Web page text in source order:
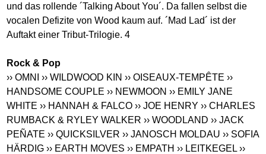
und das rollende ´Talking About You´. Da fallen selbst die
vocalen Defizite von Wood kaum auf. ´Mad Lad´ ist der
Auftakt einer Tribut-Trilogie. 4
Rock & Pop
›› OMNI
›› WILDWOOD KIN ›› OISEAUX-TEMPÊTE ››
HANDSOME COUPLE ›› NEWMOON ›› EMILY JANE
WHITE ›› HANNAH & FALCO ›› JOE HENRY ›› CHARLES
RUMBACK & RYLEY WALKER ›› WOODLAND ›› JACK
PEÑATE ›› QUICKSILVER ›› JANOSCH MOLDAU ›› SOFIA
HÄRDIG ›› EARTH MOVES ›› EMPATH ›› LEITKEGEL ››